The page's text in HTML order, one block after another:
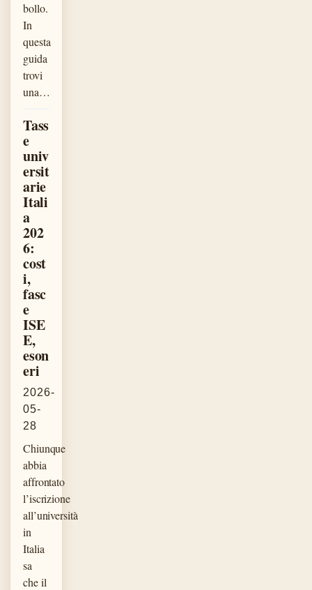
bollo.
In
questa
guida
trovi
una…
Tass
e
univ
ersit
arie
Itali
a
202
6:
cost
i,
fasc
e
ISE
E,
eson
eri
2026-
05-
28
Chiunque
abbia
affrontato
l’iscrizione
all’università
in
Italia
sa
che il